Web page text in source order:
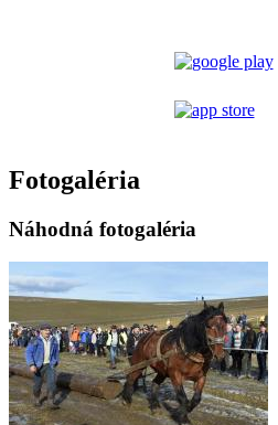
Fotogaléria
Náhodná fotogaléria